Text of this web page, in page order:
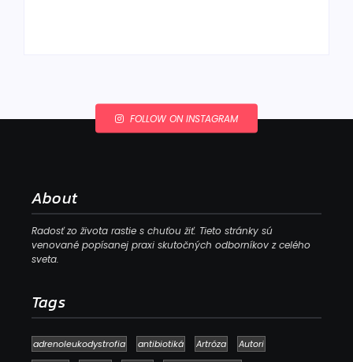
FOLLOW ON INSTAGRAM
About
Radosť zo života rastie s chuťou žiť. Tieto stránky sú
venované popísanej praxi skutočných odborníkov z celého
sveta.
Tags
adrenoleukodystrofia antibiotiká Artróza
Autori